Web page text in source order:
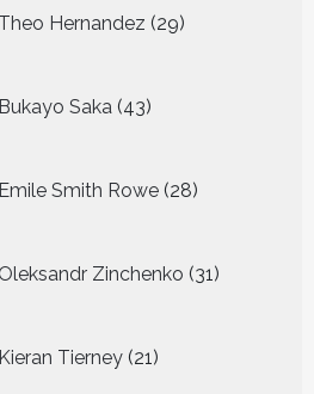
Theo Hernandez 29
producten
Bukayo Saka 43
producten
Emile Smith Rowe 28
producten
Oleksandr Zinchenko 31
producten
Kieran Tierney 21
producten